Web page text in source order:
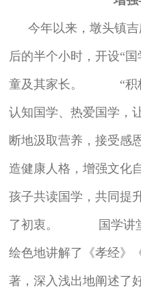
今年以来，墩头镇
后的半个小时，开设“
童及其家长。 “积极
认知国学、热爱国学，
断地汲取营养，接受感
造健康人格，增强文化
孩子共读国学，共同提
了初衷。 国学讲堂
绘色地讲解了《孝经》
著，深入浅出地阐述了